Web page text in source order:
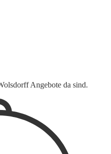
Angebote da sind.